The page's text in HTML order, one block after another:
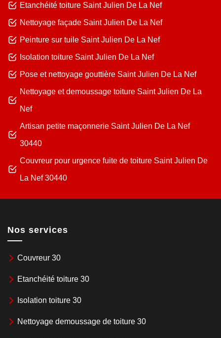
Etanchéité toiture Saint Julien De La Nef
Nettoyage façade Saint Julien De La Nef
Peinture sur tuile Saint Julien De La Nef
Isolation toiture Saint Julien De La Nef
Pose et nettoyage gouttière Saint Julien De La Nef
Nettoyage et demoussage toiture Saint Julien De La
Nef
Artisan petite maçonnerie Saint Julien De La Nef
30440
Couvreur pour urgence fuite de toiture Saint Julien De
La Nef 30440
Nos services
Couvreur 30
Etanchéité toiture 30
Isolation toiture 30
Nettoyage demoussage de toiture 30